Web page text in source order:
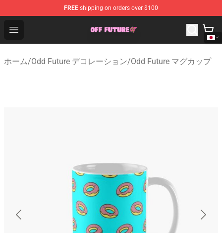
FREE shipping on orders over $100
Open menu
Odd Future Store - Official Odd Future Merchandise Shop
ホーム/Odd Future デコレーション/Odd Future マグカップ